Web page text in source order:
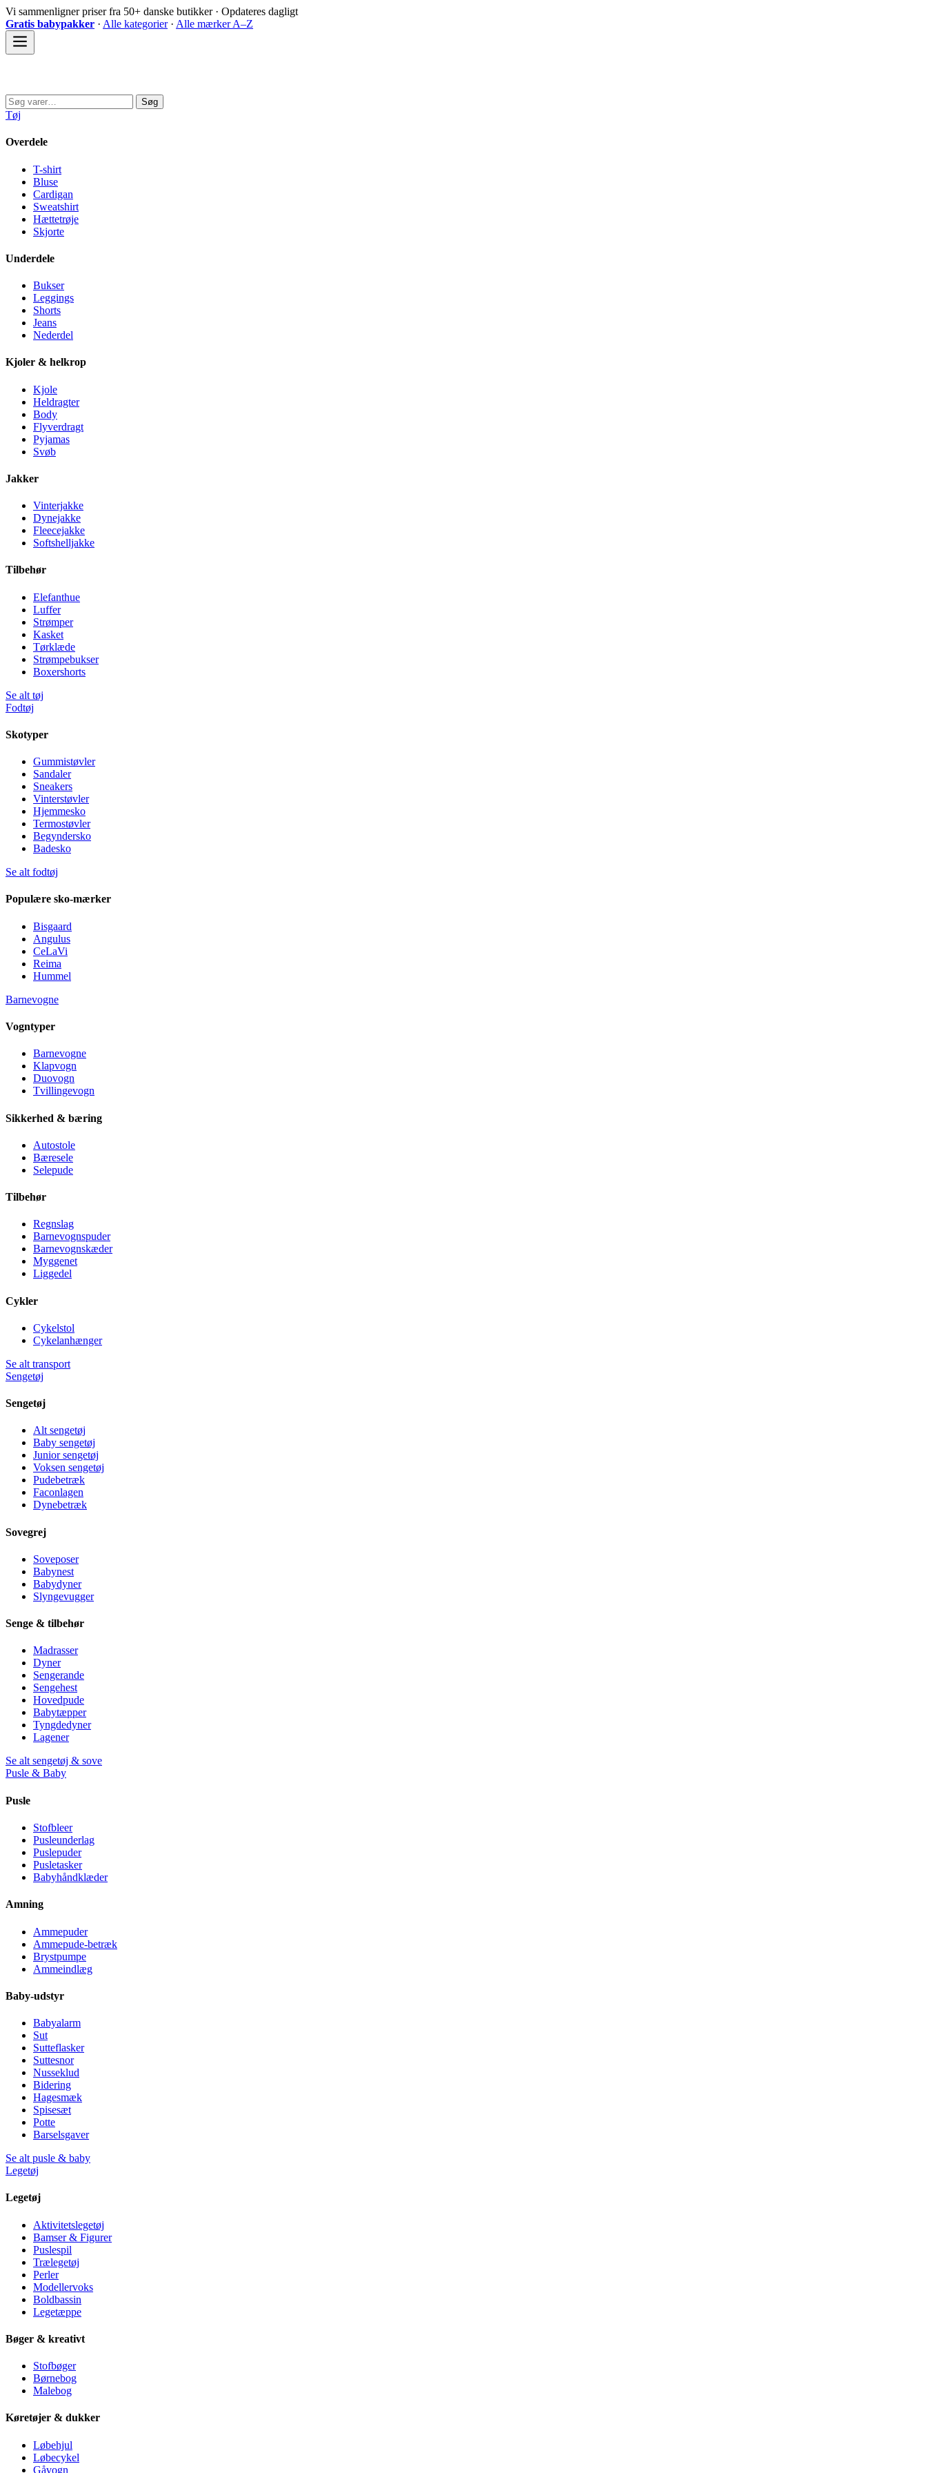
Spring
til
indhold
Vi sammenligner priser fra 50+ danske butikker · Opdateres dagligt
Gratis babypakker · Alle kategorier· Alle mærker A–Z
Søg
efter:
Søg
Tøj
Overdele
T-shirt
Bluse
Cardigan
Sweatshirt
Hættetrøje
Skjorte
Underdele
Bukser
Leggings
Shorts
Jeans
Nederdel
Kjoler & helkrop
Kjole
Heldragter
Body
Flyverdragt
Pyjamas
Svøb
Jakker
Vinterjakke
Dynejakke
Fleecejakke
Softshelljakke
Tilbehør
Elefanthue
Luffer
Strømper
Kasket
Tørklæde
Strømpebukser
Boxershorts
Se alt tøj
Fodtøj
Skotyper
Gummistøvler
Sandaler
Sneakers
Vinterstøvler
Hjemmesko
Termostøvler
Begyndersko
Badesko
Se alt fodtøj
Populære sko-mærker
Bisgaard
Angulus
CeLaVi
Reima
Hummel
Barnevogne
Vogntyper
Barnevogne
Klapvogn
Duovogn
Tvillingevogn
Sikkerhed & bæring
Autostole
Bæresele
Selepude
Tilbehør
Regnslag
Barnevognspuder
Barnevognskæder
Myggenet
Liggedel
Cykler
Cykelstol
Cykelanhænger
Se alt transport
Sengetøj
Sengetøj
Alt sengetøj
Baby sengetøj
Junior sengetøj
Voksen sengetøj
Pudebetræk
Faconlagen
Dynebetræk
Sovegrej
Soveposer
Babynest
Babydyner
Slyngevugger
Senge & tilbehør
Madrasser
Dyner
Sengerande
Sengehest
Hovedpude
Babytæpper
Tyngdedyner
Lagener
Se alt sengetøj & sove
Pusle & Baby
Pusle
Stofbleer
Pusleunderlag
Puslepuder
Pusletasker
Babyhåndklæder
Amning
Ammepuder
Ammepude-betræk
Brystpumpe
Ammeindlæg
Baby-udstyr
Babyalarm
Sut
Sutteflasker
Suttesnor
Nusseklud
Bidering
Hagesmæk
Spisesæt
Potte
Barselsgaver
Se alt pusle & baby
Legetøj
Legetøj
Aktivitetslegetøj
Bamser & Figurer
Puslespil
Trælegetøj
Perler
Modellervoks
Boldbassin
Legetæppe
Bøger & kreativt
Stofbøger
Børnebog
Malebog
Køretøjer & dukker
Løbehjul
Løbecykel
Gåvogn